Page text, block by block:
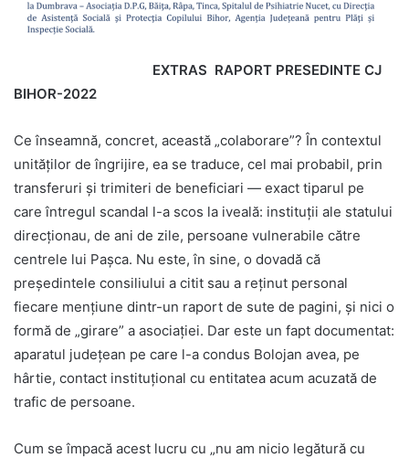
EXTRAS RAPORT PRESEDINTE CJ
BIHOR-2022
Ce înseamnă, concret, această „colaborare”? În contextul
unităților de îngrijire, ea se traduce, cel mai probabil, prin
transferuri și trimiteri de beneficiari — exact tiparul pe
care întregul scandal l-a scos la iveală: instituții ale statului
direcționau, de ani de zile, persoane vulnerabile către
centrele lui Pașca. Nu este, în sine, o dovadă că
președintele consiliului a citit sau a reținut personal
fiecare mențiune dintr-un raport de sute de pagini, și nici o
formă de „girare” a asociației. Dar este un fapt documentat:
aparatul județean pe care l-a condus Bolojan avea, pe
hârtie, contact instituțional cu entitatea acum acuzată de
trafic de persoane.
Cum se împacă acest lucru cu „nu am nicio legătură cu